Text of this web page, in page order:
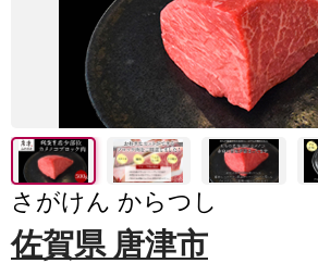
さがけん からつし
佐賀県 唐津市